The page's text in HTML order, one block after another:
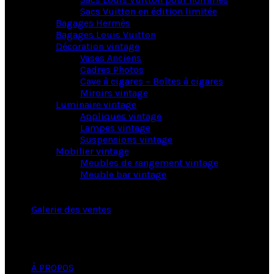
Sacs Vuitton en édition limitée
Bagages Hermès
Bagages Louis Vuitton
Décoration vintage
Vases Anciens
Cadres Photos
Cave à cigares – Boîtes à cigares
Miroirs vintage
Luminaire vintage
Appliques vintage
Lampes vintage
Suspensions vintage
Mobilier vintage
Meubles de rangement vintage
Meuble bar vintage
Galerie des ventes
À PROPOS